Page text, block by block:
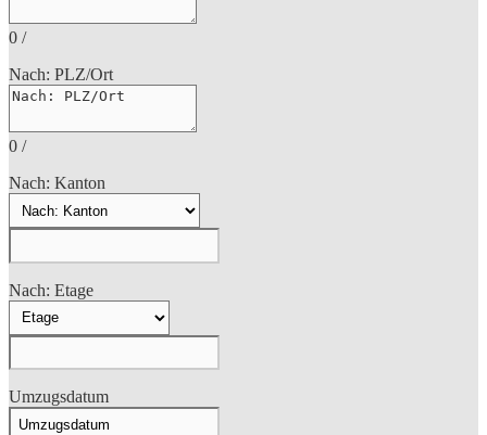
0 /
Nach: PLZ/Ort
0 /
Nach: Kanton
Nach: Etage
Umzugsdatum